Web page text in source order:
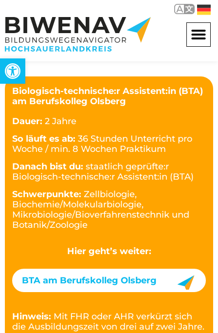
Werkzeugleiste öffnen
Biologisch-technische:r Assistent:in (BTA)
am Berufskolleg Olsberg
Dauer: 2 Jahre
So läuft es ab: 36 Stunden Unterricht pro
Woche / min. 8 Wochen Praktikum
Danach bist du: staatlich geprüfte:r
Biologisch-technische:r Assistent:in (BTA)
Schwerpunkte: Zellbiologie,
Biochemie/Molekularbiologie,
Mikrobiologie/Bioverfahrenstechnik und
Botanik/Zoologie
Hier geht’s weiter:
BTA am Berufskolleg Olsberg
Hinweis: Mit FHR oder AHR verkürzt sich
die Ausbildungszeit von drei auf zwei Jahre.